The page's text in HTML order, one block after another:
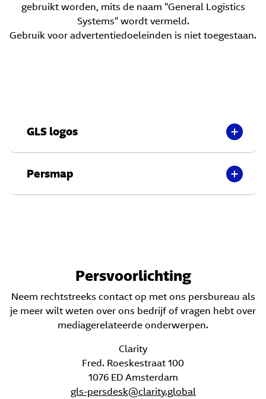
gebruikt worden, mits de naam "General Logistics
Systems" wordt vermeld.
Gebruik voor advertentiedoeleinden is niet toegestaan.
GLS logos
Persmap
Persvoorlichting
Neem rechtstreeks contact op met ons persbureau als
je meer wilt weten over ons bedrijf of vragen hebt over
mediagerelateerde onderwerpen.
Clarity
Fred. Roeskestraat 100
1076 ED Amsterdam
gls-persdesk@clarity.global